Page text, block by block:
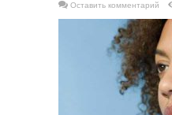
Оставить комментарий